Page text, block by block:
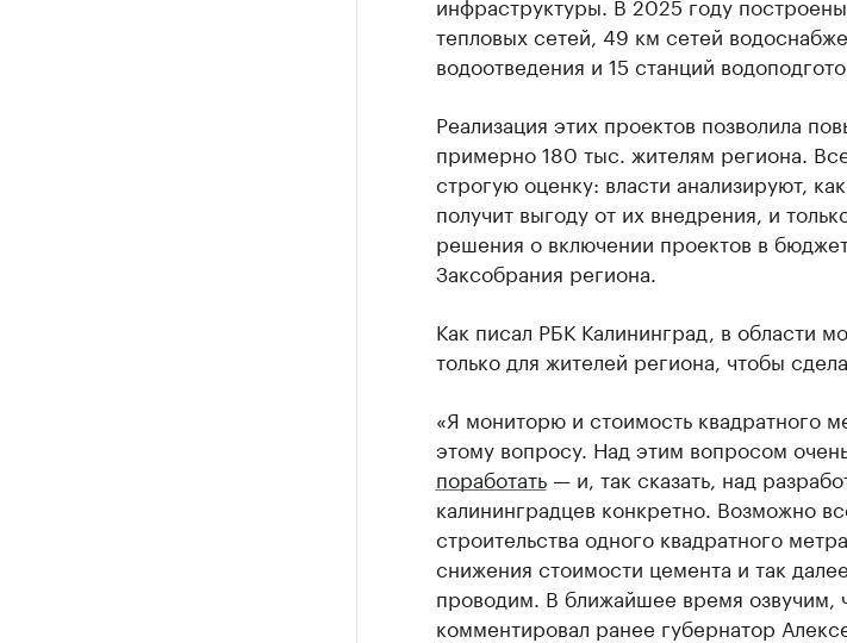
тепловых сетей, 49 км сетей
водоотведения и 15 станций
Реализация этих проектов позволила
примерно 180 тыс. жителям региона.
строгую оценку: власти анализируют,
получит выгоду от их внедрения, и
решения о включении проектов в
Заксобрания региона.
Как писал РБК Калининград, в области
только для жителей региона, чтобы
«Я мониторю и стоимость квадратного
этому вопросу. Над этим вопросом
поработать— и, так сказать, над
калининградцев конкретно. Возможно
строительства одного квадратного
снижения стоимости цемента и так
проводим. В ближайшее время озвучим,
комментировал ранее губернатор